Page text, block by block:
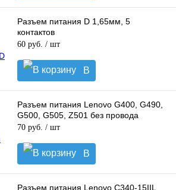
корзину
Разъем питания D 1,65мм, 5
контактов
60 руб. / шт
В
корзину
Разъем питания Lenovo G400, G490,
G500, G505, Z501 без провода
70 руб. / шт
В
корзину
Разъем питания Lenovo C340-15IIL